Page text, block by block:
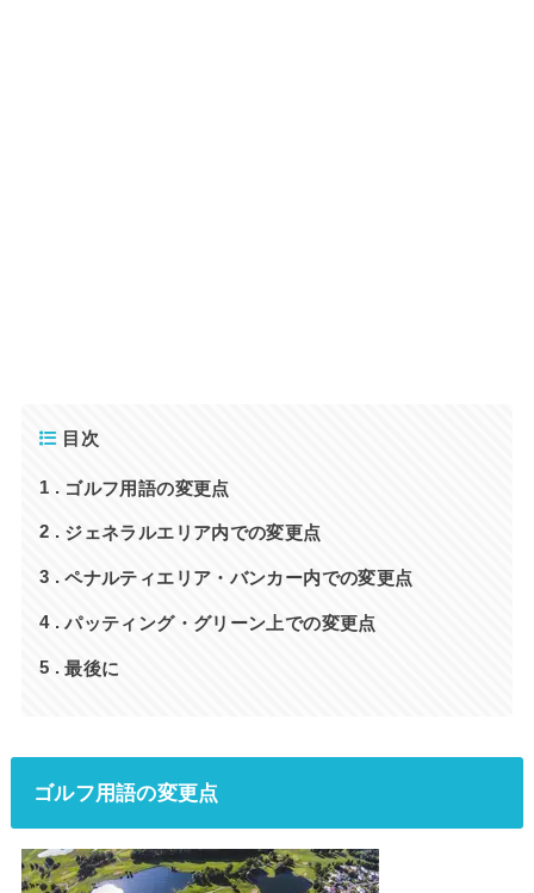
目次
1 ゴルフ用語の変更点
2 ジェネラルエリア内での変更点
3 ペナルティエリア・バンカー内での変更点
4 パッティング・グリーン上での変更点
5 最後に
ゴルフ用語の変更点